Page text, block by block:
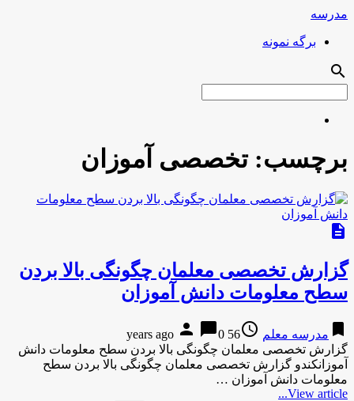
مدرسه
برگه نمونه
search
برچسب:تخصصی آموزان
description
گزارش تخصصی معلمان چگونگی بالا بردن
سطح معلومات دانش آموزان
bookmark مدرسه معلم access_time
56 years ago
person chat_bubble0
گزارش تخصصی معلمان چگونگی بالا بردن سطح معلومات دانش
آموزانکندو گزارش تخصصی معلمان چگونگی بالا بردن سطح
معلومات دانش آموزان …
View article...